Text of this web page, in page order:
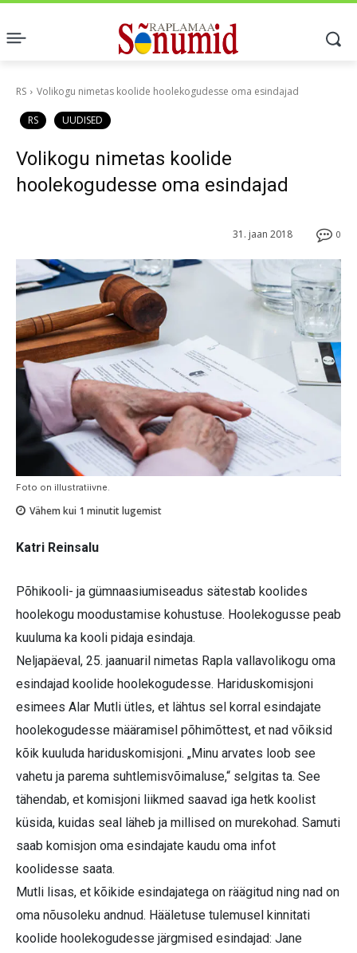
RS Volikogu nimetas koolide hoolekogudesse oma esindajad
RS UUDISED
Volikogu nimetas koolide
hoolekogudesse oma esindajad
0
31. jaan 2018
Foto on illustratiivne.
Vähem kui 1 minutit lugemist
Katri Reinsalu
Põhikooli- ja gümnaasiumiseadus sätestab koolides
hoolekogu moodustamise kohustuse. Hoolekogusse peab
kuuluma ka kooli pidaja esindaja.
Neljapäeval, 25. jaanuaril nimetas Rapla vallavolikogu oma
esindajad koolide hoolekogudesse. Hariduskomisjoni
esimees Alar Mutli ütles, et lähtus sel korral esindajate
hoolekogudesse määramisel põhimõttest, et nad võiksid
kõik kuuluda hariduskomisjoni. „Minu arvates loob see
vahetu ja parema suhtlemisvõimaluse,“ selgitas ta. See
tähendab, et komisjoni liikmed saavad iga hetk koolist
küsida, kuidas seal läheb ja millised on murekohad. Samuti
saab komisjon oma esindajate kaudu oma infot
koolidesse saata.
Mutli lisas, et kõikide esindajatega on räägitud ning nad on
oma nõusoleku andnud. Hääletuse tulemusel kinnitati
koolide hoolekogudesse järgmised esindajad: Jane